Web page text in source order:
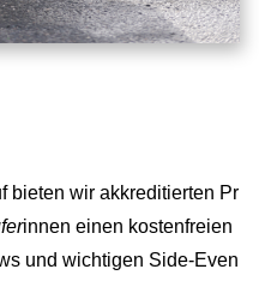
bieten wir akkreditierten Pr
innen einen kostenfreien
und wichtigen Side-Even